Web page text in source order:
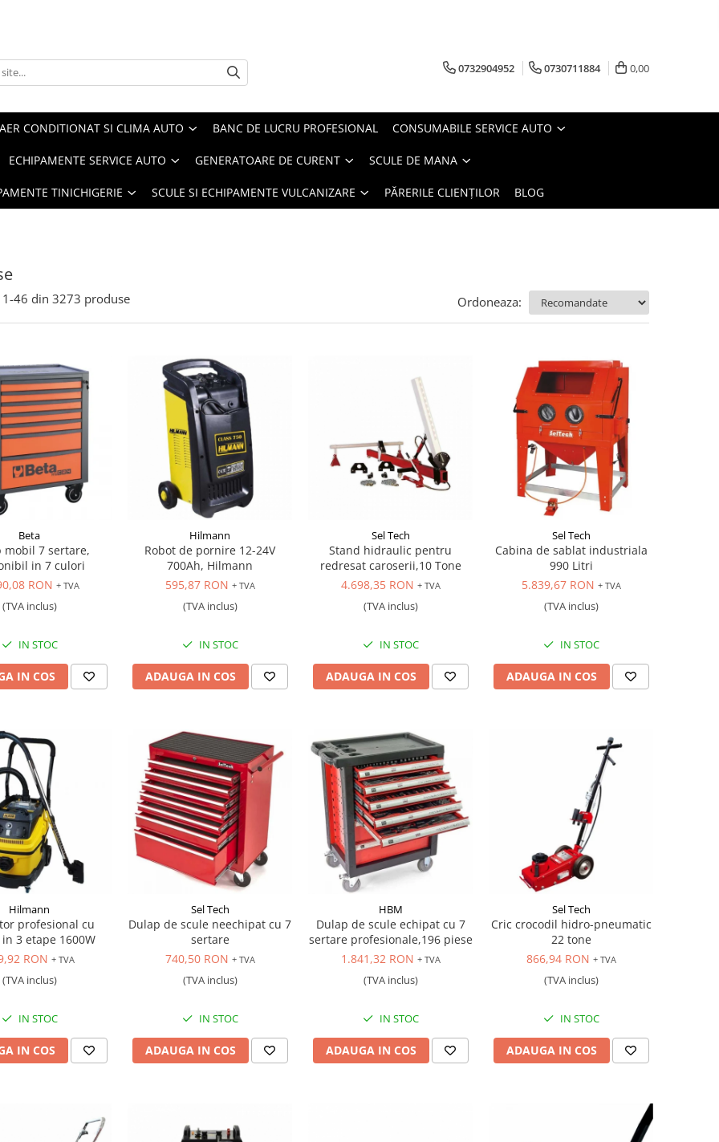
0732904952 0730711884 0,00
AER CONDITIONAT SI CLIMA AUTO BANC DE LUCRU PROFESIONAL CONSUMABILE SERVICE AUTO
ECHIPAMENTE SERVICE AUTO GENERATOARE DE CURENT SCULE DE MANA
TINICHIGERIE SCULE SI ECHIPAMENTE VULCANIZARE PĂRERILE CLIENȚILOR BLOG
1-46 din 3273 produse Ordoneaza:
Beta
mobil 7 sertare,
in 7 culori
RON + TVA
(TVA inclus)
IN STOC
IN COS
Hilmann
Robot de pornire 12-24V
700Ah, Hilmann
595,87 RON + TVA
(TVA inclus)
IN STOC
ADAUGA IN COS
Sel Tech
Stand hidraulic pentru
redresat caroserii,10 Tone
4.698,35 RON + TVA
(TVA inclus)
IN STOC
ADAUGA IN COS
Sel Tech
Cabina de sablat industriala
990 Litri
5.839,67 RON + TVA
(TVA inclus)
IN STOC
ADAUGA IN COS
Hilmann
profesional cu
3 etape 1600W
RON + TVA
(TVA inclus)
IN STOC
IN COS
Sel Tech
Dulap de scule neechipat cu 7
sertare
740,50 RON + TVA
(TVA inclus)
IN STOC
ADAUGA IN COS
HBM
Dulap de scule echipat cu 7
sertare profesionale,196 piese
1.841,32 RON + TVA
(TVA inclus)
IN STOC
ADAUGA IN COS
Sel Tech
Cric crocodil hidro-pneumatic
22 tone
866,94 RON + TVA
(TVA inclus)
IN STOC
ADAUGA IN COS